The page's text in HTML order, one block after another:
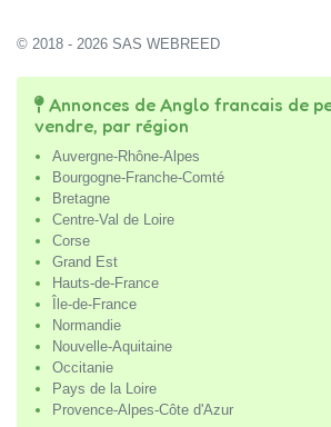
© 2018 - 2026 SAS WEBREED
Annonces de Anglo francais de
vendre, par région
Auvergne-Rhône-Alpes
Bourgogne-Franche-Comté
Bretagne
Centre-Val de Loire
Corse
Grand Est
Hauts-de-France
Île-de-France
Normandie
Nouvelle-Aquitaine
Occitanie
Pays de la Loire
Provence-Alpes-Côte d'Azur